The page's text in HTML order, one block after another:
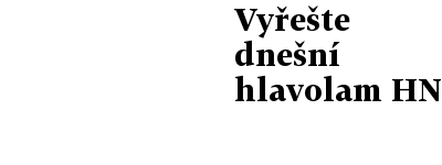
Vyřešte
dnešní
hlavolam HN